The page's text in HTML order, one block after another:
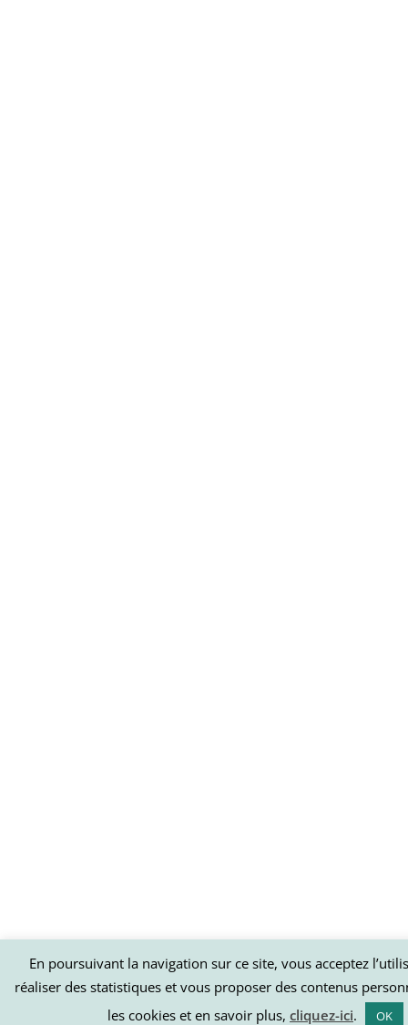
En poursuivant la navigation sur ce site, vous acceptez
réaliser des statistiques et vous proposer des contenus
les cookies et en savoir plus, cliquez-ici. OK